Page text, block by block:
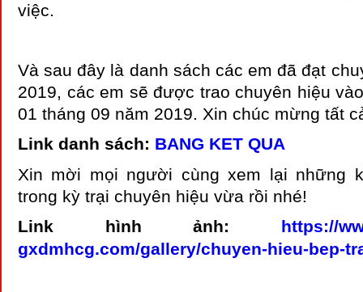
việc.
Và sau đây là danh sách các em đã đạt
2019, các em sẽ được trao chuyên hiệu
01 tháng 09 năm 2019. Xin chúc mừng tất
Link danh sách: BANG KET QUA
Xin mời mọi người cùng xem lại những
trong kỳ trại chuyên hiệu vừa rồi nhé!
Link hình ảnh: https://
gxdmhcg.com/gallery/chuyen-hieu-bep-